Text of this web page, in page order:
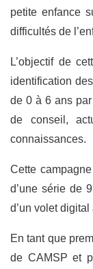
petite enfance
difficultés de
L’objectif de
identification
de 0 à 6 ans
de conseil,
connaissances.
Cette
d’une série de
d’un volet
En tant que
de CAMSP et